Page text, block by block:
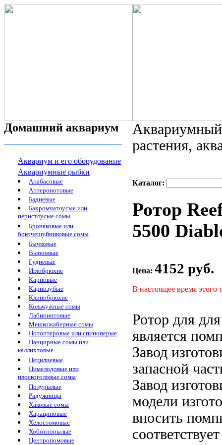
Домашний аквариум
Аквариум и его оборудование
Аквариумные рыбки
Анабасовые
Аптеронотовые
Бадиевые
Бахромчатоусые или
перистоусые сомы
Броняковые или
бокочешуйниковые сомы
Бычковые
Вьюновые
Гудиевые
Иглобрюхие
Карповые
Карпозубые
Клинобрюхие
Кольчужные сомы
Лабиринтовые
Мешкожаберные сомы
Нотоптеровые или спиноперые
Панцирные сомы или
каллихтовые
Пецилиевые
Пимелодовые или
плоскоголовые сомы
Полурылые
Радужницы
Хаковые сомы
Харациновые
Хелостомовые
Хоботнорылые
Центропомовые
растения,
Каталог:
Ротор
5500
Цена: 4152 руб.
В настоящее время этого
Ротор для
является
Завод
запасной
Завод
модели
вносить